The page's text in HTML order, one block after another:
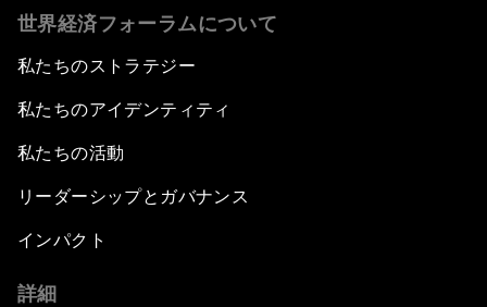
世界経済フォーラムについて
私たちのストラテジー
私たちのアイデンティティ
私たちの活動
リーダーシップとガバナンス
インパクト
詳細